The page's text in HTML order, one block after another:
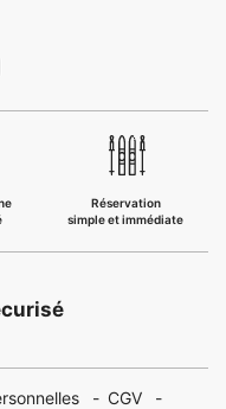
Réservation
simple et immédiate
CGV